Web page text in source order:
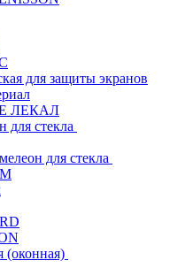
для защиты экранов
ЛЕКАЛ
для стекла
для стекла
(оконная)